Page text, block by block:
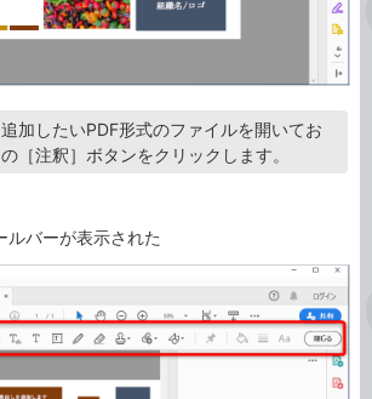
加したいPDF形式のファイルを開いてお
［注釈］ボタンをクリックします。
ルバーが表示された